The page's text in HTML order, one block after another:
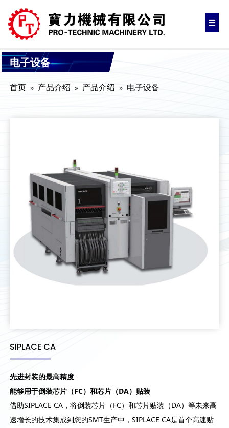
电子设备
首页 产品介绍 产品介绍 电子设备
SIPLACE CA
先进封装的最高精度
能够用于倒装芯片（FC）和芯片（DA）贴装
借助SIPLACE CA，将倒装芯片（FC）和芯片贴装（DA）等未来高
速增长的技术集成到您的SMT生产中，SIPLACE CA是首个高速贴